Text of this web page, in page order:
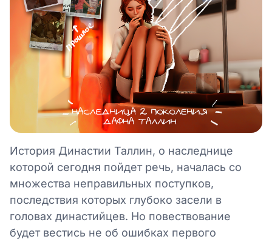
История Династии Таллин, о наследнице
которой сегодня пойдет речь, началась со
множества неправильных поступков,
последствия которых глубоко засели в
головах династийцев. Но повествование
будет вестись не об ошибках первого